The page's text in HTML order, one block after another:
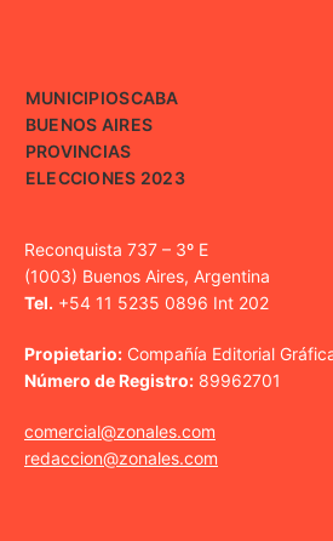
MUNICIPIOSCABA
BUENOS AIRES
PROVINCIAS
ELECCIONES 2023
Reconquista 737 – 3º E
(1003) Buenos Aires, Argentina
Tel. +54 11 5235 0896 Int 202
Propietario: Compañía Editorial
Número de Registro: 89962701
comercial@zonales.com
redaccion@zonales.com